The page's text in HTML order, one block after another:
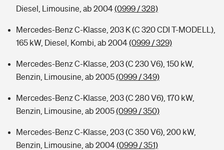
Diesel, Limousine, ab 2004(0999 / 328)
Mercedes-Benz C-Klasse, 203 K (C 320 CDI T-MODELL),
165 kW, Diesel, Kombi, ab 2004(0999 / 329)
Mercedes-Benz C-Klasse, 203 (C 230 V6), 150 kW,
Benzin, Limousine, ab 2005(0999 / 349)
Mercedes-Benz C-Klasse, 203 (C 280 V6), 170 kW,
Benzin, Limousine, ab 2005(0999 / 350)
Mercedes-Benz C-Klasse, 203 (C 350 V6), 200 kW,
Benzin, Limousine, ab 2004(0999 / 351)